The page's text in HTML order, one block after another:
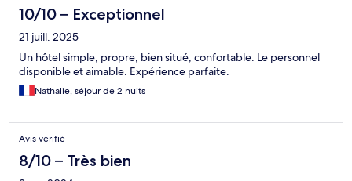
10/10 – Exceptionnel
21 juill. 2025
Un hôtel simple, propre, bien situé, confortable. Le personnel
disponible et aimable. Expérience parfaite.
Nathalie, séjour de 2 nuits
Avis vérifié
8/10 – Très bien